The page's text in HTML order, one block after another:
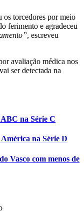
os torcedores por meio
ferimento e agradeceu
, escreveu
avaliação médica nos
ser detectada na
na Série C
na Série D
Vasco com menos de